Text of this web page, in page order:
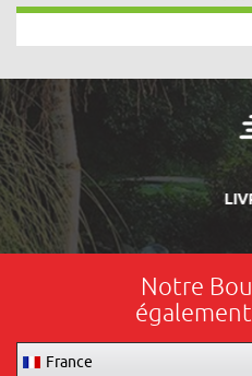
Notre
France